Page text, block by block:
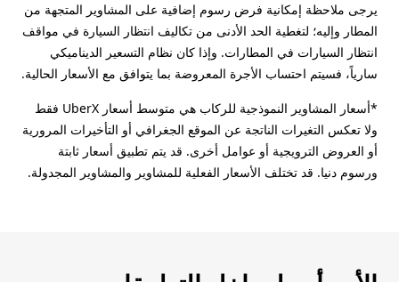
يرجى ملاحظة إمكانية فرض رسوم إضافية على المشاوير المتجهة من
المطار وإليه؛ لتغطية الحد الأدنى من تكاليف انتظار السيارة في مواقف
انتظار السيارات في المطارات. وإذا كان نظام التسعير الديناميكي
سارياً، فسيتم احتساب الأجرة المعروضة بما يتوافق مع الأسعار الحالية.
*أسعار المشاوير النموذجية للركاب هي متوسط أسعار UberX فقط
ولا تعكس التغيرات الناتجة عن الموقع الجغرافي أو التأخيرات المرورية
أو العروض الترويجية أو عوامل أخرى. قد يتم تطبيق أسعار ثابتة
ورسوم دنيا. قد تختلف الأسعار الفعلية للمشاوير والمشاوير المجدولة.